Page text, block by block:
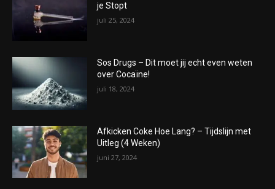
je Stopt
juli 25, 2024
Sos Drugs – Dit moet jij echt even weten
over Cocaïne!
juli 18, 2024
Afkicken Coke Hoe Lang? – Tijdslijn met
Uitleg (4 Weken)
juni 27, 2024